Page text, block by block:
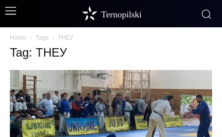
Ternopilski
Home Tags ТНЕУ
Tag: ТНЕУ